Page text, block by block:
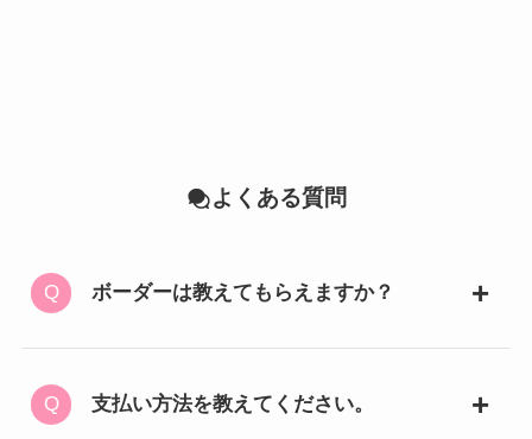
よくある質問
ボーダーは教えてもらえますか？
支払い方法を教えてください。